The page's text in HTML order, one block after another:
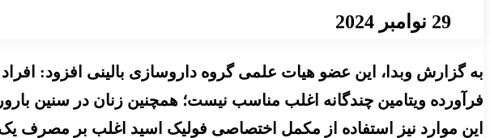
29 نوامبر 2024
به گزارش وبدا، این عضو هیات علمی گروه داروسازی بالینی افزود:
فرآورده ویتامین چندگانه اغلب مناسب نیست؛ همچنین زنان در سنین
این موارد نیز استفاده از مکمل اختصاصی فولیک اسید اغلب بر